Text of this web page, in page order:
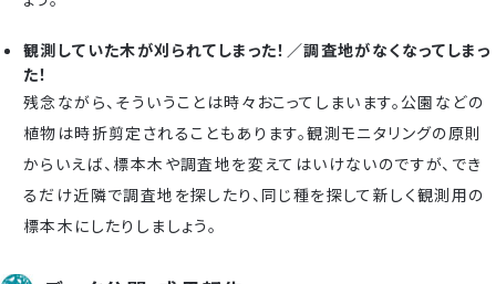
観測していた木が刈られてしまった！／調査地がなくなってしまっ
た！
残念ながら、そういうことは時々おこってしまいます。公園などの
植物は時折剪定されることもあります。観測モニタリングの原則
からいえば、標本木や調査地を変えてはいけないのですが、でき
るだけ近隣で調査地を探したり、同じ種を探して新しく観測用の
標本木にしたりしましょう。